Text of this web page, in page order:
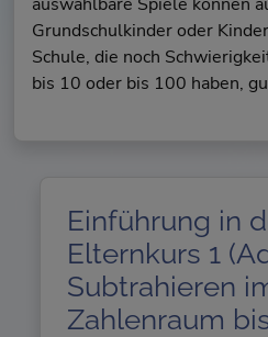
Grundschulkinder oder
Schule, die noch
bis 10 oder bis 100 haben,
Einführung in
Elternkurs 1
Subtrahieren
Zahlenraum